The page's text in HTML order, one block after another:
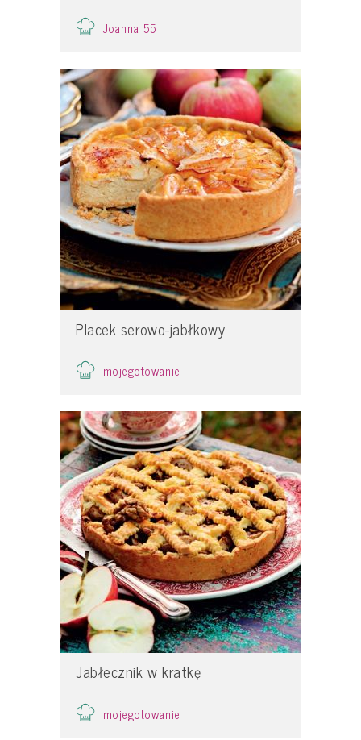
Joanna 55
Placek serowo-jabłkowy
mojegotowanie
Jabłecznik w kratkę
mojegotowanie